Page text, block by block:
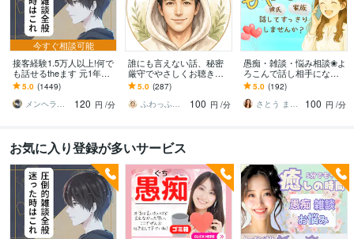
今すぐ相談可能
接客経験1.5万人以上!何で
も話せるtheます 元1年以
上No.1ホストと気軽に雑
談！もちろん愚痴も歓迎
5.0 (1449)
メンヘラ救世主 えの
120 円 /分
誰にも言えない話、秘密
厳守でやさしくお聴きし
ます 恥ずかしい言えな
い・しんどい・本音→話
してスッキリ☘️
5.0 (287)
ふわっふわのカシミヤ
100 円 /分
愚痴・雑談・悩み相談❀よ
ろこんで話し相手になり
ます 職場の人間関係・仕
事・夫婦・親子❀どんなお
話もお聴きします❀
5.0 (192)
さとう まり✤悩めるあなたのそばにいます
100 円 /分
お気に入り登録が多いサービス